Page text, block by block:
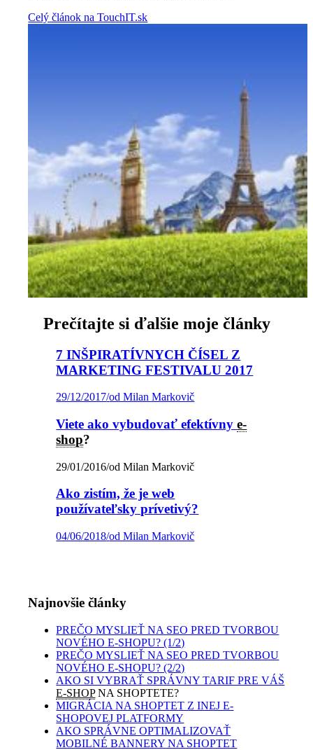
Celý článok na TouchIT.sk
Prečítajte si ďalšie moje články
7 INŠPIRATÍVNYCH ČÍSEL Z
MARKETING FESTIVALU 2017
29/12/2017/od Milan Markovič
Viete ako vybudovať efektívnye-
shop?
29/01/2016/od Milan Markovič
Ako zistím, že je web
používateľsky prívetivý?
04/06/2018/od Milan Markovič
Najnovšie články
PREČO MYSLIEŤ NA SEO PRED TVORBOU
NOVÉHO E-SHOPU? (1/2)
PREČO MYSLIEŤ NA SEO PRED TVORBOU
NOVÉHO E-SHOPU? (2/2)
AKO SI VYBRAŤ SPRÁVNY TARIF PRE VÁŠ
E-SHOPNA SHOPTETE?
MIGRÁCIA NA SHOPTET Z INEJ E-
SHOPOVEJ PLATFORMY
AKO SPRÁVNE OPTIMALIZOVAŤ
MOBILNÉ BANNERY NA SHOPTET